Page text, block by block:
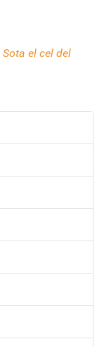
Sota el cel del